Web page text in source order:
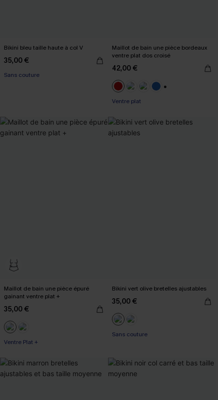
Bikini bleu taille haute à col V
35,00 €
Sans couture
Maillot de bain une pièce bordeaux
ventre plat dos croisé
42,00 €
Ventre plat
Maillot de bain une pièce épuré
gainant ventre plat +
35,00 €
Ventre Plat +
Bikini vert olive bretelles ajustables
35,00 €
Sans couture